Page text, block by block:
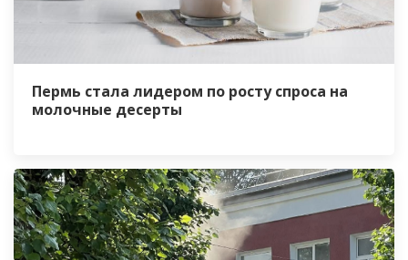
Пермь стала лидером по росту спроса на
молочные десерты